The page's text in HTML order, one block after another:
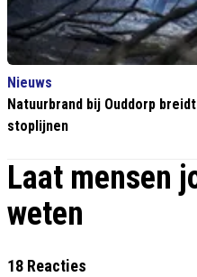
Nieuws
Natuurbrand bij Ouddorp
stoplijnen
Laat mensen
weten
18 Reacties